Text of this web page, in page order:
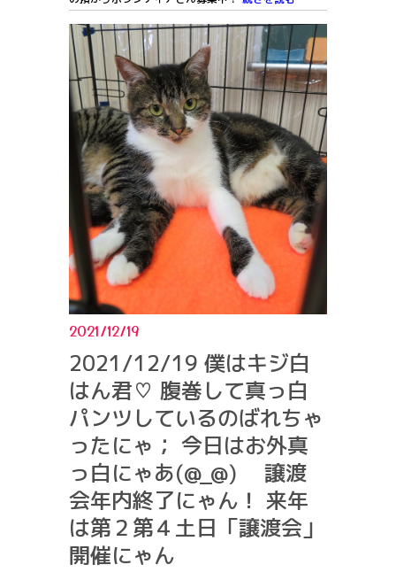
2021/12/19
2021/12/19 僕はキジ白
はん君♡ 腹巻して真っ白
パンツしているのばれちゃ
ったにゃ； 今日はお外真
っ白にゃあ(@_@) 譲渡
会年内終了にゃん！ 来年
は第２第４土日「譲渡会」
開催にゃん